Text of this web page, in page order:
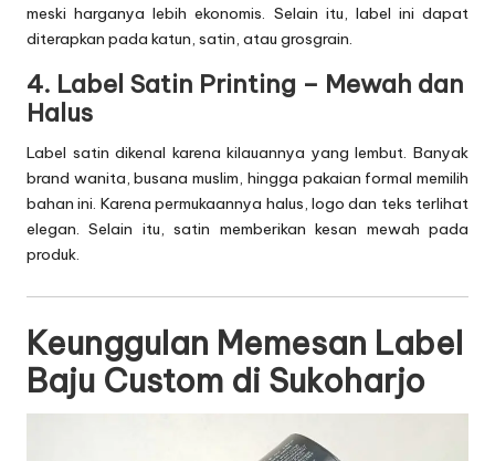
meski harganya lebih ekonomis. Selain itu, label ini dapat
diterapkan pada katun, satin, atau grosgrain.
4. Label Satin Printing – Mewah dan
Halus
Label satin dikenal karena kilauannya yang lembut. Banyak
brand wanita, busana muslim, hingga pakaian formal memilih
bahan ini. Karena permukaannya halus, logo dan teks terlihat
elegan. Selain itu, satin memberikan kesan mewah pada
produk.
Keunggulan Memesan Label
Baju Custom di Sukoharjo